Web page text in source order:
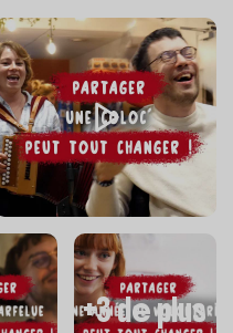
+3 de plus